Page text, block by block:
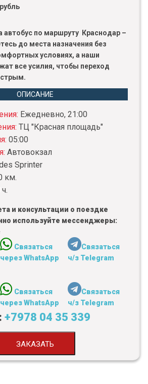
автобус по маршруту Краснодар –
до места назначения без
условиях, а наши
все усилия, чтобы переход
ОПИСАНИЕ
Ежедневно, 21:00
ТЦ "Красная площадь"
05:00
Автовокзал
Sprinter
км.
и консультации о поездке
используйте мессенджеры:
Связаться
через WhatsApp
Связаться
ч/з Telegram
Связаться
через WhatsApp
Связаться
ч/з Telegram
+7978 04 35 339
ЗАКАЗАТЬ